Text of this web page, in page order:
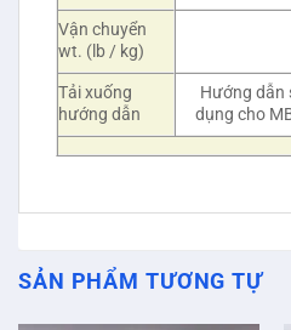
Vận chuyển
wt. (lb / kg)
Tải xuống
hướng dẫn
Hướng dẫn
dụng cho
SẢN PHẨM TƯƠNG TỰ